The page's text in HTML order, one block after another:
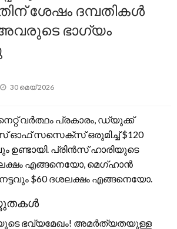
ശേഷം ദമ്പതികൾ
ഭാഗ്യം
Posted
30 മെയ്‌ 2026
വർത്ഥം പ്രകാരം, ഡ്യുക്ക്
സസെക്സ് ഒരുമിച്ച് $120
ഉണ്ടായി. പ്രിൻസ് ഹാരിയുടെ
എങ്ങനെയോ, മെഗ്ഹാൻ
$60 ദശലക്ഷം എങ്ങനെയോ.
ഭവ്യമേഖം! അമർത്യതയുള്ള